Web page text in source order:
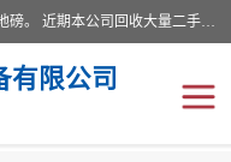
本公司常年出售回收二手地磅，回收出售二手地磅。 近期本公司回收大量二手地磅，型号齐全，宽度从2米到3.5米，长度5米到25米，承重吨位从10到200吨，成色7—9成新。 ? 使用年限6个月至2年，产品来源于个人闲置品，工矿企业停用品，因小换大而来。 精准度和新的一样， 二手地磅是内行人的选择，打个电话就省钱朋友您好等什么
有限公司